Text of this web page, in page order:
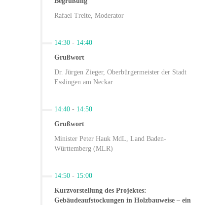
Rafael Treite, Moderator
14:30 - 14:40
Grußwort
Dr. Jürgen Zieger, Oberbürgermeister der Stadt
Esslingen am Neckar
14:40 - 14:50
Grußwort
Minister Peter Hauk MdL, Land Baden-
Württemberg (MLR)
14:50 - 15:00
Kurzvorstellung des Projektes:
Gebäudeaufstockungen in Holzbauweise – ein